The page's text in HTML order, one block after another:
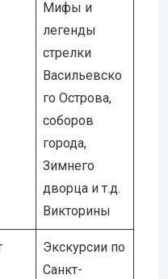
Мифы и
легенды
стрелки
Васильевско
го Острова,
соборов
города,
Зимнего
дворца и т.д.
Викторины
Экскурсии по
Санкт-